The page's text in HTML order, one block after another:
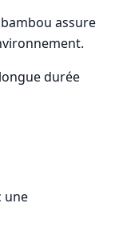
assure
durée
une